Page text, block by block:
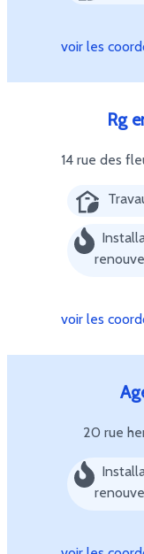
voir les
Rg
14 rue des
voir les
20 rue